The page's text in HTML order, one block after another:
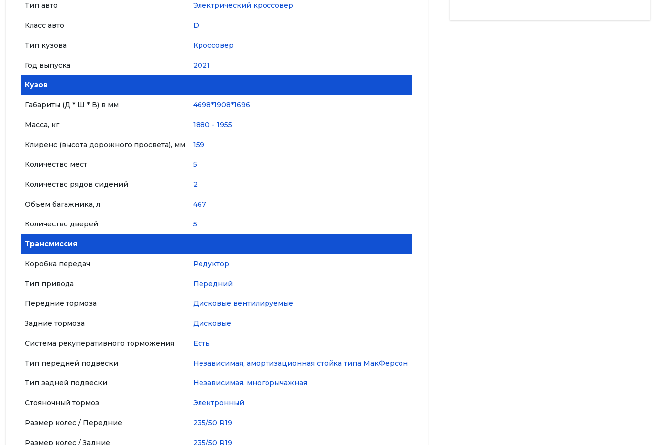
Тип авто Электрический кроссовер
Класс авто D
Тип кузова Кроссовер
Год выпуска 2021
Кузов
Габариты (Д * Ш * В) в мм 4698*1908*1696
Масса, кг 1880 - 1955
Клиренс (высота дорожного просвета), мм 159
Количество мест 5
Количество рядов сидений 2
Объем багажника, л 467
Количество дверей 5
Трансмиссия
Коробка передач Редуктор
Тип привода Передний
Передние тормоза Дисковые вентилируемые
Задние тормоза Дисковые
Система рекуперативного торможения Есть
Тип передней подвески Независимая, амортизационная стойка типа МакФерсон
Тип задней подвески Независимая, многорычажная
Стояночный тормоз Электронный
Размер колес / Передние 235/50 R19
Размер колес / Задние 235/50 R19